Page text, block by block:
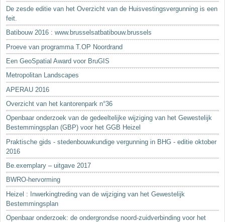
De zesde editie van het Overzicht van de Huisvestingsvergunning is een
feit.
Batibouw 2016 : www.brusselsatbatibouw.brussels
Proeve van programma T.OP Noordrand
Een GeoSpatial Award voor BruGIS
Metropolitan Landscapes
APERAU 2016
Overzicht van het kantorenpark n°36
Openbaar onderzoek van de gedeeltelijke wijziging van het Gewestelijk
Bestemmingsplan (GBP) voor het GGB Heizel
Praktische gids - stedenbouwkundige vergunning in BHG - editie oktober
2016
Be.exemplary – uitgave 2017
BWRO-hervorming
Heizel : Inwerkingtreding van de wijziging van het Gewestelijk
Bestemmingsplan
Openbaar onderzoek: de ondergrondse noord-zuidverbinding voor het